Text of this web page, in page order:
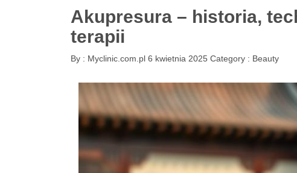
Akupresura – historia,
terapii
By : Myclinic.com.pl 6 kwietnia 2025 Category : Beauty